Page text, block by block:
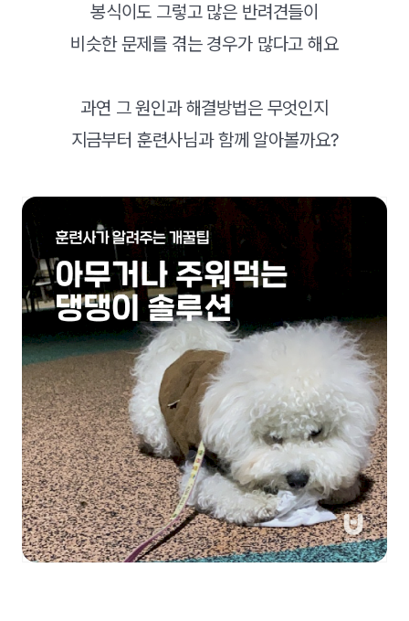
봉식이도 그렇고 많은 반려견들이
비슷한 문제를 겪는 경우가 많다고 해요
과연 그 원인과 해결방법은 무엇인지
지금부터 훈련사님과 함께 알아볼까요?